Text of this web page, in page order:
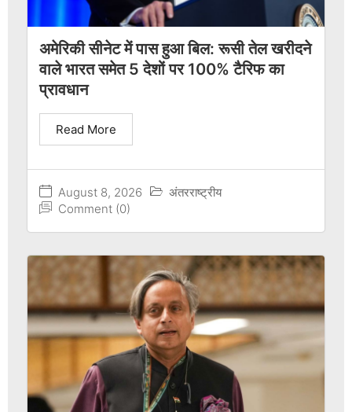
अमेरिकी सीनेट में पास हुआ बिल: रूसी तेल खरीदने
वाले भारत समेत 5 देशों पर 100% टैरिफ का
प्रावधान
August 8, 2026
अंतरराष्ट्रीय
Comment (0)
Read More